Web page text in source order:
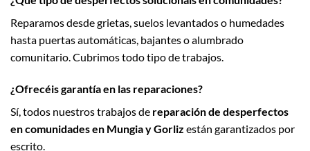
Reparamos desde grietas, suelos levantados o humedades
hasta puertas automáticas, bajantes o alumbrado
comunitario. Cubrimos todo tipo de trabajos.
¿Ofrecéis garantía en las reparaciones?
Sí, todos nuestros trabajos de reparación de desperfectos
en comunidades en Mungia y Gorliz están garantizados por
escrito.